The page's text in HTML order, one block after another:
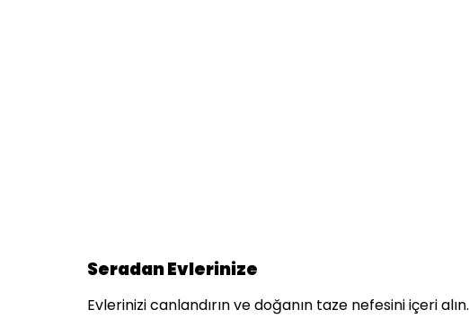
Seradan Evlerinize
Evlerinizi canlandırın ve doğanın taze nefesini içeri alın.